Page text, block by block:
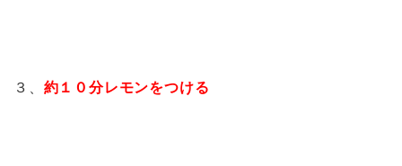
３、 約１０分レモンをつける